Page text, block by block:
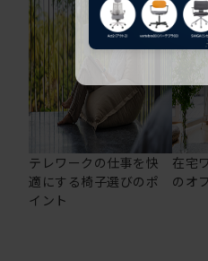
テレワークの仕事を快
適にする椅子選びのポ
イント
在宅
のオ